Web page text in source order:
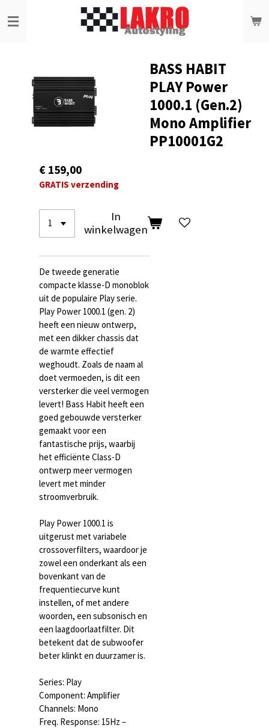
direct
BASS HABIT
PLAY Power
1000.1 (Gen.2)
Mono Amplifier
PP10001G2
€ 159,00
GRATIS verzending
In
winkelwagen
De tweede generatie
compacte klasse-D monoblok
uit de populaire Play serie.
Play Power 1000.1 (gen. 2)
heeft een nieuw ontwerp,
met een dikker chassis dat
de warmte effectief
weghoudt. Zoals de naam al
doet vermoeden, is dit een
versterker die veel vermogen
levert! Bass Habit heeft een
goed gebouwde versterker
gemaakt voor een
fantastische prijs, waarbij
het efficiënte Class-D
ontwerp meer vermogen
levert met minder
stroomverbruik.
Play Power 1000.1 is
uitgerust met variabele
crossoverfilters, waardoor je
zowel een onderkant als een
bovenkant van de
frequentiecurve kunt
instellen, of met andere
woorden, een subsonisch en
een laagdoorlaatfilter. Dit
betekent dat de subwoofer
beter klinkt en duurzamer is.
Series: Play
Component: Amplifier
Channels: Mono
Freq. Response: 15Hz –